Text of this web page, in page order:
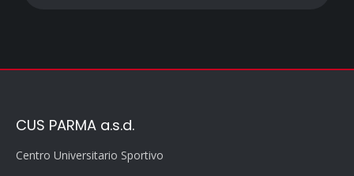
CUS PARMA a.s.d.
Centro Universitario Sportivo